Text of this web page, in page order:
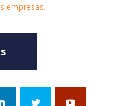
empresas.